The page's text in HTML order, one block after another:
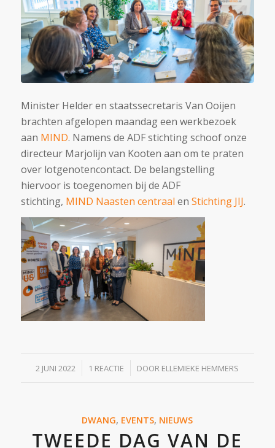
Minister Helder en staatssecretaris Van Ooijen
brachten afgelopen maandag een werkbezoek
aan MIND. Namens de ADF stichting schoof onze
directeur Marjolijn van Kooten aan om te praten
over lotgenotencontact. De belangstelling
hiervoor is toegenomen bij de ADF
stichting, MIND Naasten centraal en Stichting JIJ.
2 JUNI 2022
/ 1 REACTIE
/ DOOR ELLEMIEKE HEMMERS
DWANG, EVENTS, NIEUWS
TWEEDE DAG VAN DE